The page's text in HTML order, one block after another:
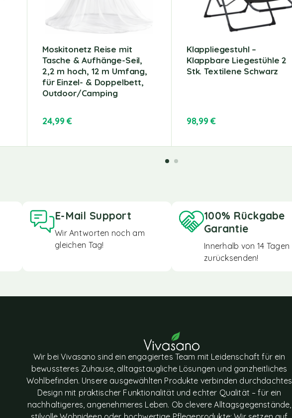
Moskitonetz Reise mit
Tasche & Aufhänge-Seil,
2,2 m hoch, 12 m Umfang,
für Einzel- & Doppelbett,
Outdoor/Camping
24,99€
Klappliegestuhl –
Klappbare Liegestühle 2
Stk. Textilene Schwarz
98,99€
E-Mail Support
Wir Antworten noch am
gleichen Tag!
100% Rückgabe
Garantie
Innerhalb von 14 Tagen
zurücksenden!
Wir bei Vivasano sind ein engagiertes Team mit Leidenschaft für ein
bewussteres Zuhause, alltagstaugliche Lösungen und ganzheitliches
Wohlbefinden. Unsere ausgewählten Produkte verbinden durchdachtes
Design mit praktischer Funktionalität und echter Qualität – für ein
nachhaltigeres, angenehmeres Leben. Ob clevere Alltagsgegenstände,